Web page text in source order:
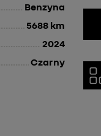
Benzyna
5688 km
2024
Czarny